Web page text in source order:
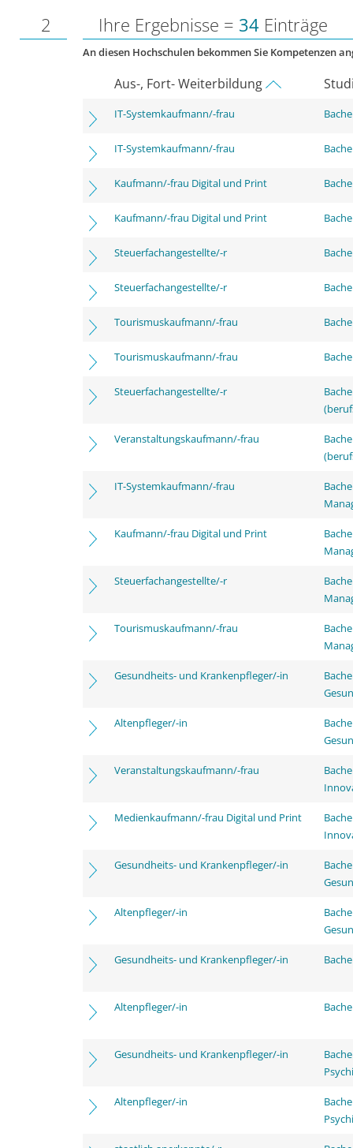
2 Ihre Ergebnisse = 34 Einträge
An diesen Hochschulen bekommen Sie Kompetenzen
Aus-, Fort- Weiterbildung
IT-Systemkaufmann/-frau
IT-Systemkaufmann/-frau
Kaufmann/-frau Digital und Print
Kaufmann/-frau Digital und Print
Steuerfachangestellte/-r
Steuerfachangestellte/-r
Tourismuskaufmann/-frau
Tourismuskaufmann/-frau
Steuerfachangestellte/-r
Veranstaltungskaufmann/-frau
IT-Systemkaufmann/-frau
Kaufmann/-frau Digital und Print
Steuerfachangestellte/-r
Tourismuskaufmann/-frau
Gesundheits- und Krankenpfleger/-in
Altenpfleger/-in
Veranstaltungskaufmann/-frau
Medienkaufmann/-frau Digital und Print
Gesundheits- und Krankenpfleger/-in
Altenpfleger/-in
Gesundheits- und Krankenpfleger/-in
Altenpfleger/-in
Gesundheits- und Krankenpfleger/-in
Altenpfleger/-in